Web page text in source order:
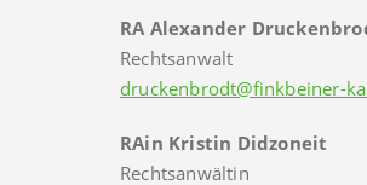
RA Alexander
Rechtsanwalt
druckenbrodt@finkbeiner-
RAin Kristin Didzoneit
Rechtsanwältin